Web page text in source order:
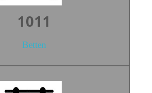
1393
Betten